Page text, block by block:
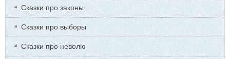
Сказки про законы
Сказки про выборы
Сказки про неволю